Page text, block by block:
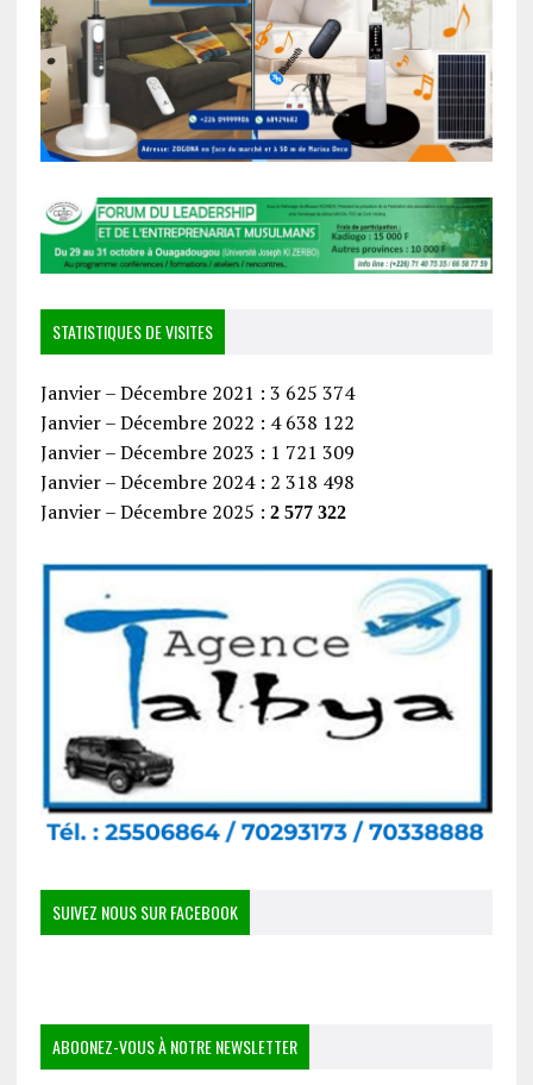
STATISTIQUES DE VISITES
Janvier – Décembre 2021 : 3 625 374
Janvier – Décembre 2022 : 4 638 122
Janvier – Décembre 2023 : 1 721 309
Janvier – Décembre 2024 : 2 318 498
Janvier – Décembre 2025 : 2 577 322
SUIVEZ NOUS SUR FACEBOOK
ABOONEZ-VOUS À NOTRE NEWSLETTER